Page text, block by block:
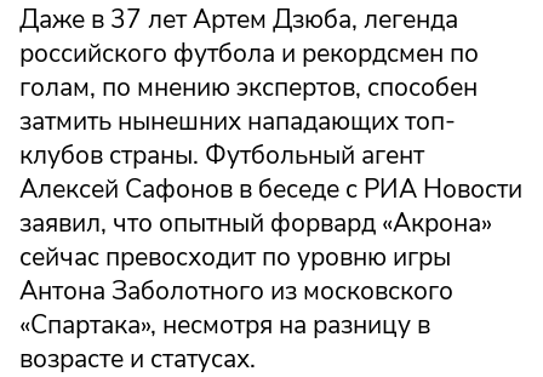
Даже в 37 лет Артем Дзюба, легенда
российского футбола и рекордсмен по
голам, по мнению экспертов, способен
затмить нынешних нападающих топ-
клубов страны. Футбольный агент
Алексей Сафонов в беседе с РИА Новости
заявил, что опытный форвард «Акрона»
сейчас превосходит по уровню игры
Антона Заболотного из московского
«Спартака», несмотря на разницу в
возрасте и статусах.